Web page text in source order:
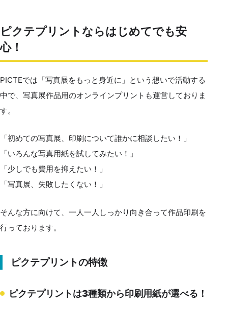
ピクテプリントならはじめてでも安
心！
PICTEでは「写真展をもっと身近に」という想いで活動する
中で、写真展作品用のオンラインプリントも運営しておりま
す。
「初めての写真展、印刷について誰かに相談したい！」
「いろんな写真用紙を試してみたい！」
「少しでも費用を抑えたい！」
「写真展、失敗したくない！」
そんな方に向けて、一人一人しっかり向き合って作品印刷を
行っております。
ピクテプリントの特徴
ピクテプリントは3種類から印刷用紙が選べる！